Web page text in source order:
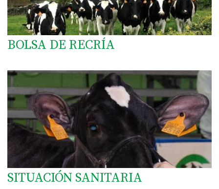
BOLSA DE RECRÍA
SITUACIÓN SANITARIA